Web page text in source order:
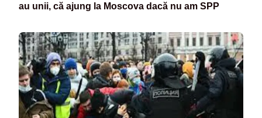
au unii, că ajung la Moscova dacă nu am SPP